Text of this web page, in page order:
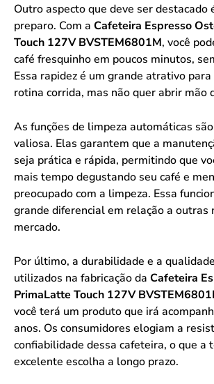
Outro aspecto que deve ser destacado
preparo. Com a Cafeteira Espresso
Touch 127V BVSTEM6801M, você
café fresquinho em poucos minutos,
Essa rapidez é um grande atrativo
rotina corrida, mas não quer abrir mão
As funções de limpeza automáticas
valiosa. Elas garantem que a
seja prática e rápida, permitindo que
mais tempo degustando seu café e
preocupado com a limpeza. Essa
grande diferencial em relação a outras
mercado.
Por último, a durabilidade e a
utilizados na fabricação da Cafeteira
PrimaLatte Touch 127V
você terá um produto que irá
anos. Os consumidores elogiam a
confiabilidade dessa cafeteira, o que a
excelente escolha a longo prazo.